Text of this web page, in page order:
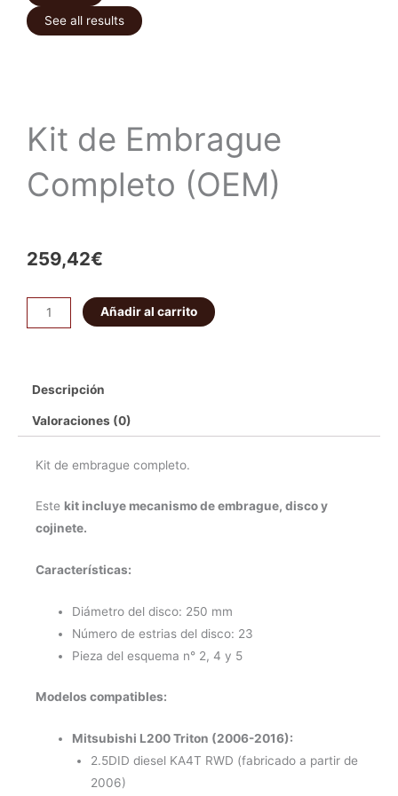
See all results
Kit de Embrague
Completo (OEM)
259,42€
de
(OEM)
cantidad
Añadir al carrito
Descripción
Valoraciones (0)
Kit de embrague completo.
Este kit incluye mecanismo de embrague, disco y
cojinete.
Características:
Diámetro del disco: 250 mm
Número de estrias del disco: 23
Pieza del esquema n° 2, 4 y 5
Modelos compatibles:
Mitsubishi L200 Triton (2006-2016):
2.5DID diesel KA4T RWD (fabricado a partir de
2006)